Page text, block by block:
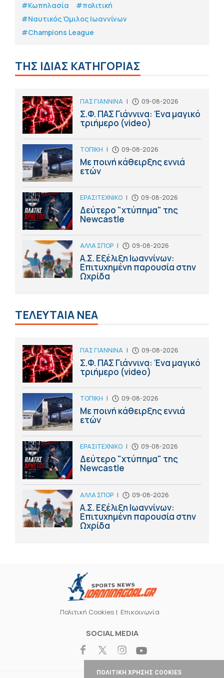
ΠΟΛΙΤΙΚΗ ΧΡΗΣΗΣ COOKIES
#Κωπηλασία
#πολιτική
#Ναυτικός Όμιλος Ιωαννίνων
#Champions League
ΤΗΣ ΙΔΙΑΣ ΚΑΤΗΓΟΡΙΑΣ
ΠΑΣ ΓΙΑΝΝΙΝΑ | 09-08-2026
Σ.Φ. ΠΑΣ Γιάννινα: Ένα μαγικό
τριήμερο (video)
ΤΟΠΙΚΗ | 09-08-2026
Με ποινή κάθειρξης εννιά
ετών
ΕΡΑΣΙΤΕΧΝΙΚΟ | 09-08-2026
Δεύτερο "χτύπημα" της
Newcastle
ΑΛΛΑ ΣΠΟΡ | 09-08-2026
Α.Σ. Εξέλιξη Ιωαννίνων:
Επιτυχημένη παρουσία στην
Ωχρίδα
ΤΕΛΕΥΤΑΙΑ ΝΕΑ
ΠΑΣ ΓΙΑΝΝΙΝΑ | 09-08-2026
Σ.Φ. ΠΑΣ Γιάννινα: Ένα μαγικό
τριήμερο (video)
ΤΟΠΙΚΗ | 09-08-2026
Με ποινή κάθειρξης εννιά
ετών
ΕΡΑΣΙΤΕΧΝΙΚΟ | 09-08-2026
Δεύτερο "χτύπημα" της
Newcastle
ΑΛΛΑ ΣΠΟΡ | 09-08-2026
Α.Σ. Εξέλιξη Ιωαννίνων:
Επιτυχημένη παρουσία στην
Ωχρίδα
Πολιτική Cookies Επικοινωνία
SOCIAL MEDIA